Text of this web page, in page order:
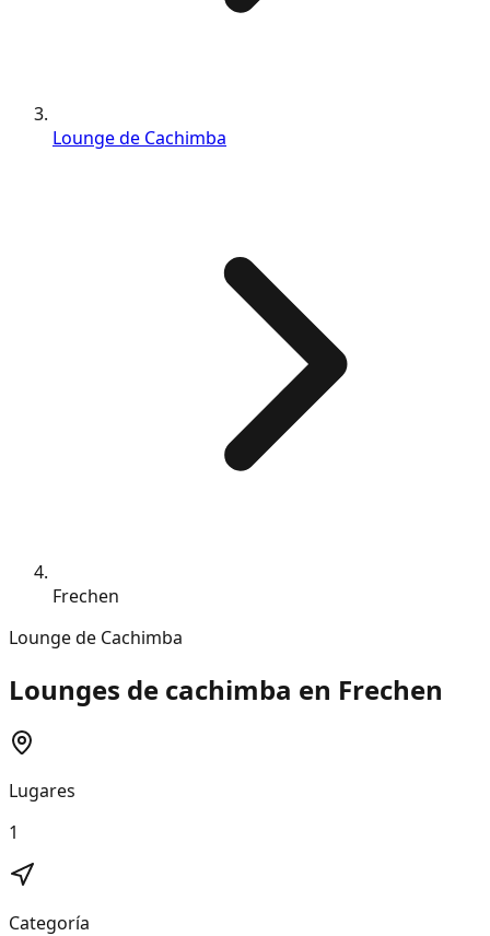
Lounge de Cachimba
Frechen
Lounge de Cachimba
Lounges de cachimba en Frechen
Lugares
1
Categoría